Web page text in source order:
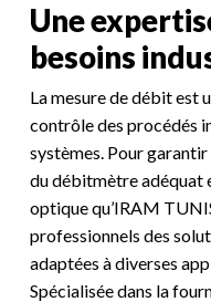
Une
besoins
La mesure de débit est
contrôle des procédés
systèmes. Pour
du débitmètre adéquat
optique qu’IRAM
professionnels des
adaptées à diverses
Spécialisée dans la